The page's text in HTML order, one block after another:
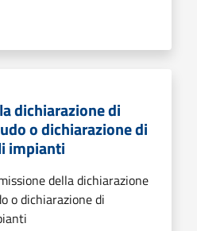
dichiarazione di
o dichiarazione di
impianti
della dichiarazione
o dichiarazione di